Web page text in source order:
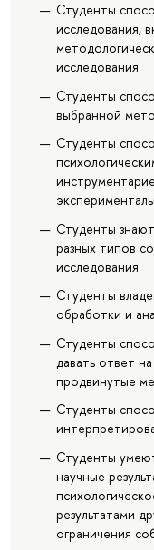
Студенты
исследования,
исследования
Студенты
выбранной
Студенты
Студенты
разных типов
исследования
Студенты
обработки и
Студенты
давать ответ
продвинутые
Студенты
Студенты
научные
результатами
ограничения